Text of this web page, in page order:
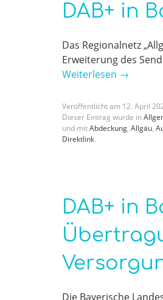
DAB+ in
Das Regionalnetz
Erweiterung des
Weiterlesen →
Veröffentlicht am 12. April
Dieser Eintrag wurde in
und mitAbdeckung, Allgäu,
Direktlink.
DAB+ in
Die Bayerische